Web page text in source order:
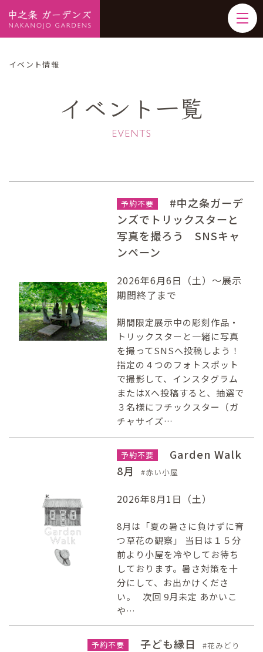
イベント情報
イベント一覧
予約不要
#中之条ガーデ
ンズでトリックスターと
写真を撮ろう SNSキャ
ンペーン
2026年6月6日（土）～展示
期間終了まで
期間限定展示中の彫刻作品・
トリックスターと一緒に写真
を撮ってSNSへ投稿しよう！
指定の４つのフォトスポット
で撮影して、インスタグラム
またはXへ投稿すると、抽選で
３名様にフチックスター（ガ
チャサイズ…
予約不要
Garden Walk
8月
赤い小屋
2026年8月1日（土）
8月は「夏の暑さに負けずに育
つ草花の観察」 当日は１５分
前より小屋を冷やしてお待ち
しております。暑さ対策を十
分にして、お出かけくださ
い。 次回 9月未定 あかいこ
や…
予約不要 子ども縁日
花みどり